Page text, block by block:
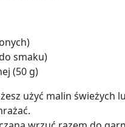
smaku)
(50 g)
użyć malin świeżych